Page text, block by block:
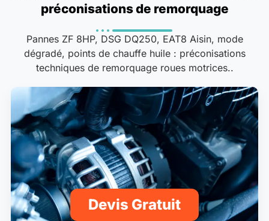
préconisations de remorquage
Pannes ZF 8HP, DSG DQ250, EAT8 Aisin, mode
dégradé, points de chauffe huile : préconisations
techniques de remorquage roues motrices..
Devis Gratuit